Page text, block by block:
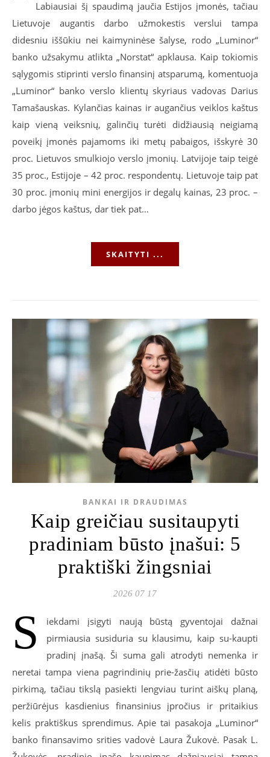
Labiausiai šį spaudimą jaučia Estijos įmonės, tačiau
Lietuvoje augantis darbo užmokestis verslui tampa
didesniu iššūkiu nei kaimyninėse šalyse, rodo „Luminor“
banko užsakymu atlikta „Norstat“ apklausa. Kaip tokiomis
sąlygomis stiprinti verslo finansinį atsparumą, komentuoja
„Luminor“ banko verslo klientų skyriaus vadovas Darius
Tamašauskas. Kylančias kainas ir augančius veiklos kaštus
kaip vieną veiksnių, galinčių turėti didžiausią neigiamą
poveikį įmonės pajamoms iki metų pabaigos, išskyrė 30
proc. Lietuvos smulkiojo verslo įmonių. Latvijoje taip teigė
35 proc., Estijoje – 42 proc. respondentų. Lietuvoje taip pat
30 proc. įmonių mini energijos ir degalų kainas, 23 proc. –
darbo jėgos kaštus, dar tiek pat…
SKAITYTI ...
BANKAI IR DRAUDIMAS
Kaip greičiau susitaupyti
pradiniam būsto įnašui: 5
praktiški žingsniai
2026 07 17
S
iekdami įsigyti naują būstą gyventojai dažnai
pirmiausia susiduria su klausimu, kaip su-kaupti
pradinį įnašą. Ši suma gali atrodyti nemenka ir
neretai tampa viena pagrindinių prie-žasčių atidėti būsto
pirkimą, tačiau tikslą pasiekti lengviau turint aiškų planą,
peržiūrėjus kasdienius finansinius įpročius ir pritaikius
kelis praktiškus sprendimus. Apie tai pasakoja „Luminor“
banko finansavimo srities vadovė Laura Žukovė. Pasak L.